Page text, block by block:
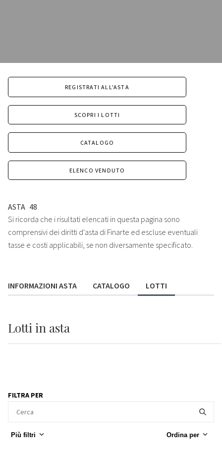
REGISTRATI ALL'ASTA
SCOPRI I LOTTI
CATALOGO
ELENCO VENDUTO
ASTA 48
Si ricorda che i risultati elencati in questa pagina sono
comprensivi dei diritti d'asta di Finarte ed escluse eventuali
tasse e costi applicabili, se non diversamente specificato.
INFORMAZIONI ASTA CATALOGO LOTTI
Lotti in asta
FILTRA PER
Più filtri Ordina per